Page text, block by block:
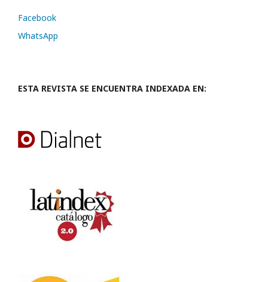
Facebook
WhatsApp
ESTA REVISTA SE ENCUENTRA INDEXADA EN: